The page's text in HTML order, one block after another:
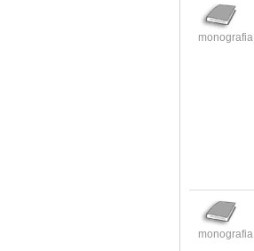
monografia
monografia